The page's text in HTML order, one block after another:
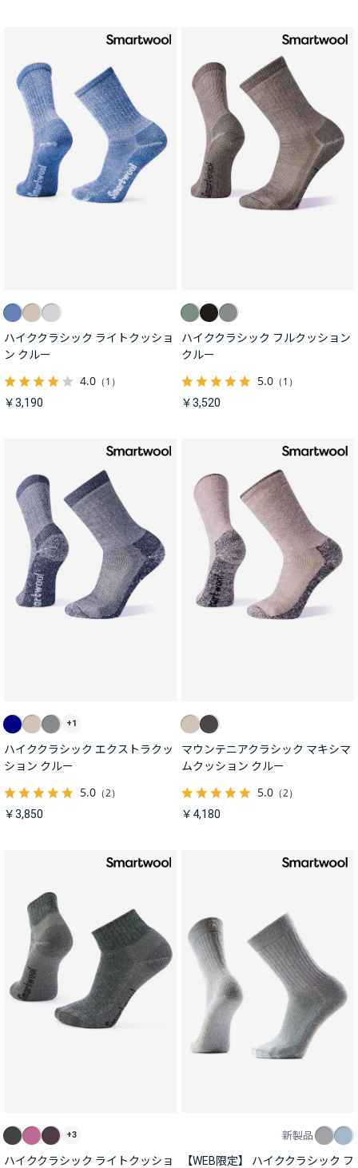
ハイククラシック ライトクッショ
ン クルー
4.0 （1）
￥3,190
ハイククラシック フルクッション
クルー
5.0（1）
￥3,520
+1
ハイククラシック エクストラクッ
ション クルー
5.0 （2）
￥3,850
マウンテニアクラシック マキシマ
ムクッション クルー
5.0（2）
￥4,180
+3
ハイククラシック ライトクッショ
新製品
【WEB限定】 ハイククラシック フ